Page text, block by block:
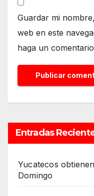
Guardar mi
web en este
haga un
Entradas
Yucatecos
Domingo